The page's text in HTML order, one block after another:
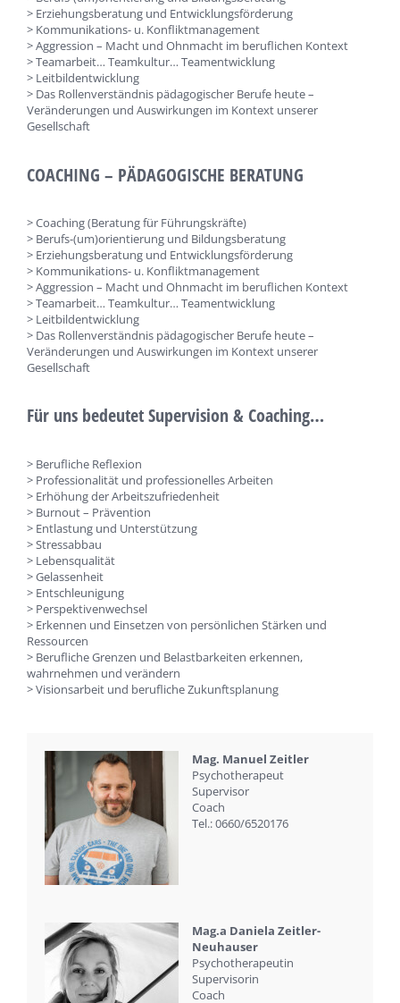
> Erziehungsberatung und Entwicklungsförderung
> Kommunikations- u. Konfliktmanagement
> Aggression – Macht und Ohnmacht im beruflichen Kontext
> Teamarbeit… Teamkultur… Teamentwicklung
> Leitbildentwicklung
> Das Rollenverständnis pädagogischer Berufe heute –
Veränderungen und Auswirkungen im Kontext unserer
Gesellschaft
COACHING – PÄDAGOGISCHE BERATUNG
> Coaching (Beratung für Führungskräfte)
> Berufs-(um)orientierung und Bildungsberatung
> Erziehungsberatung und Entwicklungsförderung
> Kommunikations- u. Konfliktmanagement
> Aggression – Macht und Ohnmacht im beruflichen Kontext
> Teamarbeit… Teamkultur… Teamentwicklung
> Leitbildentwicklung
> Das Rollenverständnis pädagogischer Berufe heute –
Veränderungen und Auswirkungen im Kontext unserer
Gesellschaft
Für uns bedeutet Supervision & Coaching…
> Berufliche Reflexion
> Professionalität und professionelles Arbeiten
> Erhöhung der Arbeitszufriedenheit
> Burnout – Prävention
> Entlastung und Unterstützung
> Stressabbau
> Lebensqualität
> Gelassenheit
> Entschleunigung
> Perspektivenwechsel
> Erkennen und Einsetzen von persönlichen Stärken und
Ressourcen
> Berufliche Grenzen und Belastbarkeiten erkennen,
wahrnehmen und verändern
> Visionsarbeit und berufliche Zukunftsplanung
Mag. Manuel Zeitler
Psychotherapeut
Supervisor
Coach
Tel.: 0660/6520176
Mag.a Daniela Zeitler-
Neuhauser
Psychotherapeutin
Supervisorin
Coach